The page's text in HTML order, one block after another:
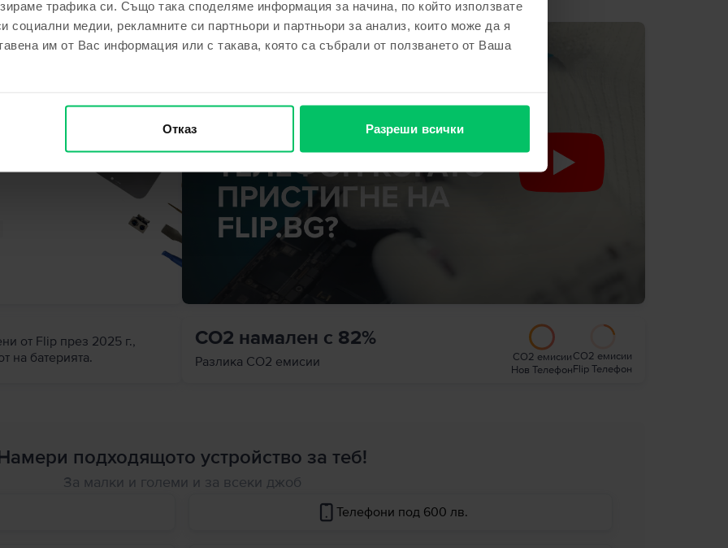
трафика си. Също така споделяме информация за начина, по който използвате
социални медии, рекламните си партньори и партньори за анализ, които може да я
им от Вас информация или с такава, която са събрали от ползването от Ваша
Отказ Разреши всички
от Flip през 2025 г.,
на батерията.
CO2 намален с 82%
Разлика СО2 емисии
CO2 емисии
Нов Телефон
CO2 емисии
Flip Телефон
подходящото устройство за теб!
За малки и големи и за всеки джоб
Телефони под 600 лв.